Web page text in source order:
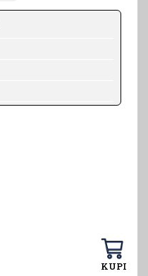
KUPI